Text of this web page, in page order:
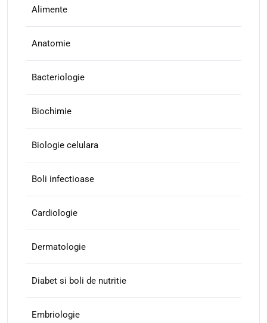
Alimente
Anatomie
Bacteriologie
Biochimie
Biologie celulara
Boli infectioase
Cardiologie
Dermatologie
Diabet si boli de nutritie
Embriologie